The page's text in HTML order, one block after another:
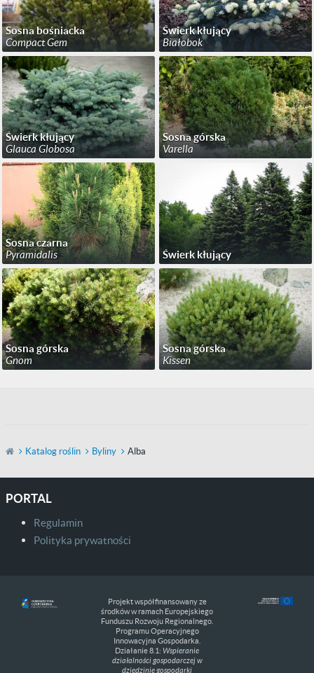
Sosna bośniacka
Compact Gem
Świerk kłujący
Białobok
Świerk kłujący
Glauca Globosa
Sosna górska
Varella
Sosna czarna
Pyramidalis
Świerk kłujący
Sosna górska
Gnom
Sosna górska
Kissen
Katalog roślin Byliny Alba
PORTAL
Regulamin
Polityka prywatności
Projekt współfinansowany ze
środków w ramach Europejskiego
Funduszu Rozwoju Regionalnego.
Programu Operacyjnego
Innowacyjna Gospodarka.
Działanie 8.1: Wspieranie
działalności gospodarczej w
dziedzinie gospodarki